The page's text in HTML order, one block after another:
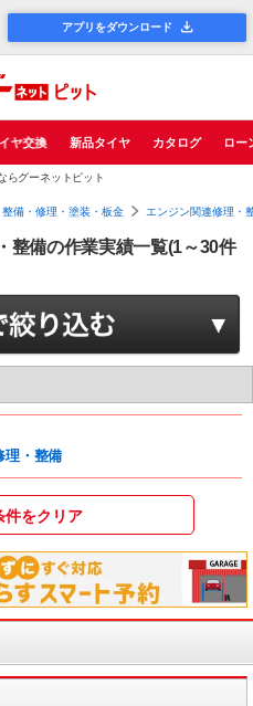
アプリをダウンロード
ヤ交換 新品タイヤ カタログ ロー
らグーネットピット
整備・修理・塗装・板金 エンジン関連修理・
整備の作業実績一覧(1～30件
理・整備